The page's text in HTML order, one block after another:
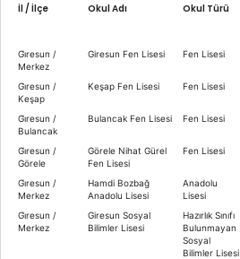
İl / İlçe Okul Adı Okul Türü
Gi̇resun /
Merkez
Giresun Fen Lisesi Fen Lisesi
Gi̇resun /
Keşap
Keşap Fen Lisesi Fen Lisesi
Gi̇resun /
Bulancak
Bulancak Fen Lisesi Fen Lisesi
Gi̇resun /
Görele
Görele Nihat Gürel
Fen Lisesi
Fen Lisesi
Gi̇resun /
Merkez
Hamdi Bozbağ
Anadolu Lisesi
Anadolu
Lisesi
Gi̇resun /
Merkez
Giresun Sosyal
Bilimler Lisesi
Hazırlık Sınıfı
Bulunmayan
Sosyal
Bilimler Lisesi